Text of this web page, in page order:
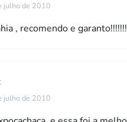
julho de 2010
, recomendo e
julho de 2010